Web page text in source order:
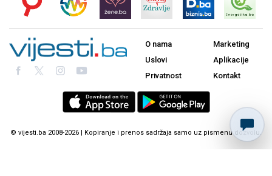
O nama
Uslovi
Privatnost
Marketing
Aplikacije
Kontakt
© vijesti.ba 2008-2026 | Kopiranje i prenos sadržaja samo uz pismenu dozvolu.